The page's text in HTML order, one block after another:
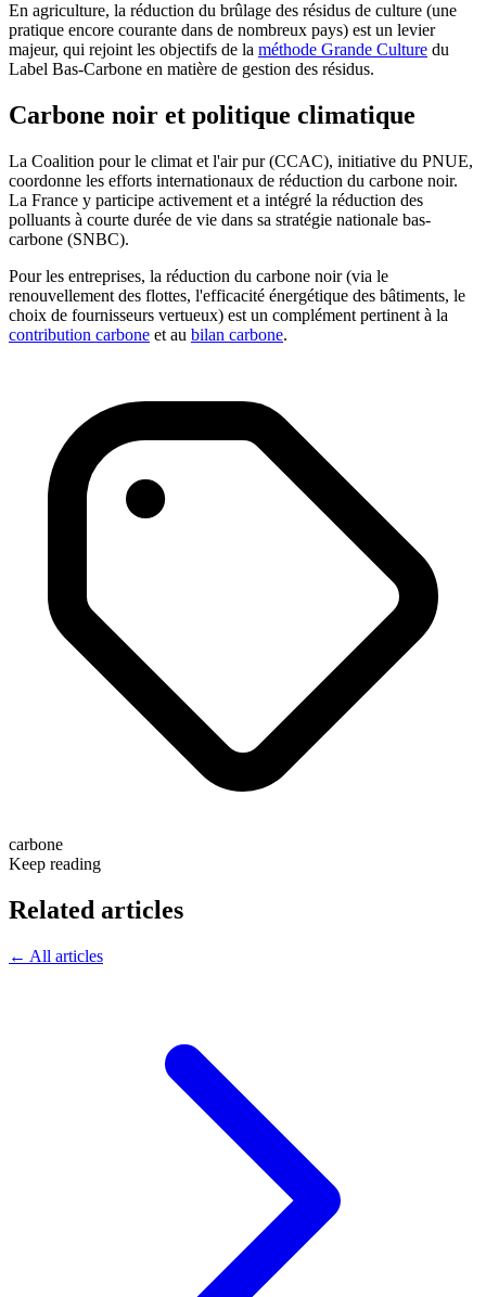
En agriculture, la réduction du brûlage des résidus de culture (une
pratique encore courante dans de nombreux pays) est un levier
majeur, qui rejoint les objectifs de la méthode Grande Culture du
Label Bas-Carbone en matière de gestion des résidus.
Carbone noir et politique climatique
La Coalition pour le climat et l'air pur (CCAC), initiative du PNUE,
coordonne les efforts internationaux de réduction du carbone noir.
La France y participe activement et a intégré la réduction des
polluants à courte durée de vie dans sa stratégie nationale bas-
carbone (SNBC).
Pour les entreprises, la réduction du carbone noir (via le
renouvellement des flottes, l'efficacité énergétique des bâtiments, le
choix de fournisseurs vertueux) est un complément pertinent à la
contribution carbone et au bilan carbone.
carbone
Keep reading
Related articles
← All articles